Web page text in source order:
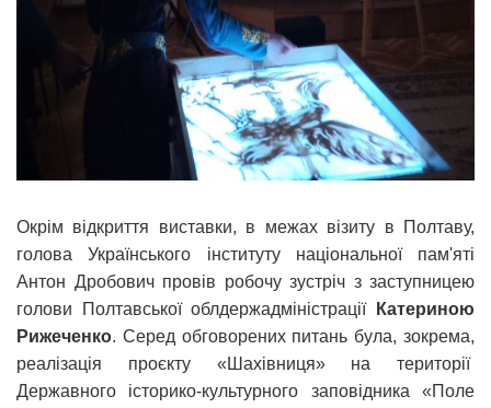
Окрім відкриття виставки, в межах візиту в Полтаву,
голова Українського інституту національної пам'яті
Антон Дробович провів робочу зустріч з заступницею
голови Полтавської облдержадміністрації
Катериною
Рижеченко. Серед обговорених питань була, зокрема,
реалізація проєкту «Шахівниця» на території
Державного історико-культурного заповідника «Поле